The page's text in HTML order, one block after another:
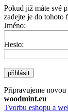
Pokud již máte své
zadejte je do tohoto
Jméno:
Heslo:
přihlásit
Připravujeme novou
woodmint.eu
Tvorbu eshopu a